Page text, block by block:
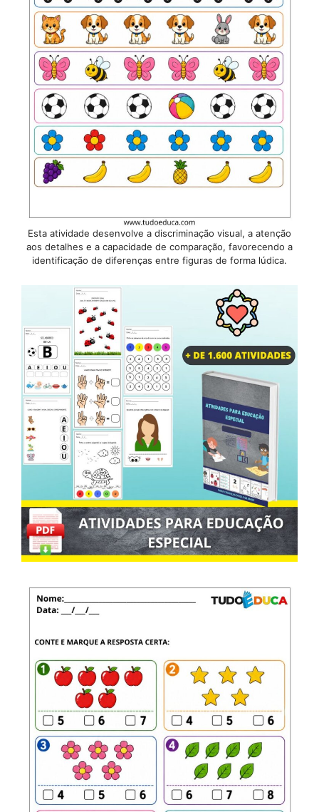
Esta atividade desenvolve a discriminação visual, a atenção
aos detalhes e a capacidade de comparação, favorecendo a
identificação de diferenças entre figuras de forma lúdica.